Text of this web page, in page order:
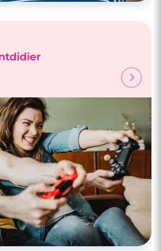
à Amiens